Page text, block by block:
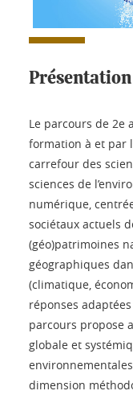
Présentation
Le parcours de 2e
formation à et par
carrefour des
sciences de
numérique,
sociétaux actuels
(géo)patrimoines
géographiques
(climatique,
réponses
parcours propose
globale et
dimension